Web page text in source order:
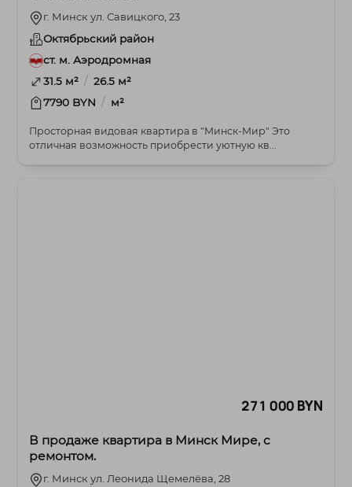
г. Минск ул. Савицкого, 23
Октябрьский район
ст. м. Аэродромная
31.5 м² / 26.5 м²
7790 BYN / м²
Просторная видовая квартира в "Минск-Мир" Это
отличная возможность приобрести уютную кв...
271 000 BYN
В продаже квартира в Минск Мире, с
ремонтом.
г. Минск ул. Леонида Щемелёва, 28